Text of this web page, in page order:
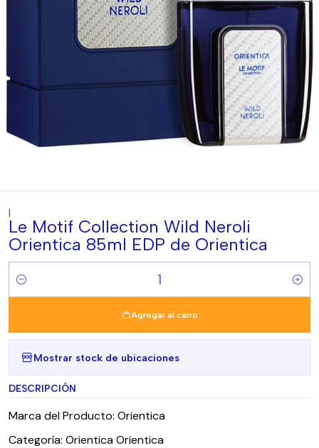
|
Le Motif Collection Wild Neroli
Orientica 85ml EDP de Orientica
Cantidad
Agregar al carro
Mostrar stock de ubicaciones
DESCRIPCIÓN
Marca del Producto: Orientica
Categoría: Orientica Orientica